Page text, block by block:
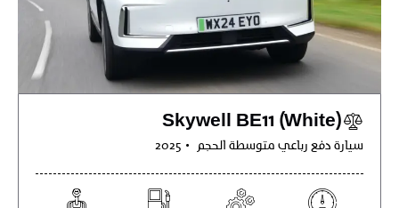
Skywell BE11 (White)
سيارة دفع رباعي متوسطة الحجم 2025